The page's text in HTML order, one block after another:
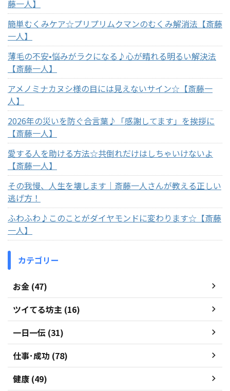
藤一人】
簡単むくみケア☆プリプリムクマンのむくみ解消法【斎藤
一人】
薄毛の不安•悩みがラクになる♪心が晴れる明るい解決法
【斎藤一人】
アメノミナカヌシ様の目には見えないサイン☆【斎藤一
人】
2026年の災いを防ぐ合言葉♪「感謝してます」を挨拶に
【斎藤一人】
愛する人を助ける方法☆共倒れだけはしちゃいけないよ
【斎藤一人】
その我慢、人生を壊します｜斎藤一人さんが教える正しい
逃げ方！
ふわふわ♪このことがダイヤモンドに変わります☆【斎藤
一人】
カテゴリー
お金 (47)
ツイてる坊主 (16)
一日一伝 (31)
仕事･成功 (78)
健康 (49)